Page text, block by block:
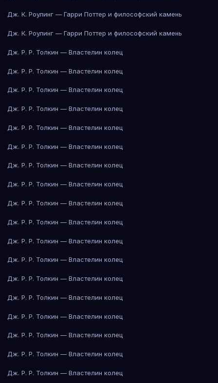
Дж. К. Роулинг — Гарри Поттер и философский камень
Дж. К. Роулинг — Гарри Поттер и философский камень
Дж. Р. Р. Толкин — Властелин колец
Дж. Р. Р. Толкин — Властелин колец
Дж. Р. Р. Толкин — Властелин колец
Дж. Р. Р. Толкин — Властелин колец
Дж. Р. Р. Толкин — Властелин колец
Дж. Р. Р. Толкин — Властелин колец
Дж. Р. Р. Толкин — Властелин колец
Дж. Р. Р. Толкин — Властелин колец
Дж. Р. Р. Толкин — Властелин колец
Дж. Р. Р. Толкин — Властелин колец
Дж. Р. Р. Толкин — Властелин колец
Дж. Р. Р. Толкин — Властелин колец
Дж. Р. Р. Толкин — Властелин колец
Дж. Р. Р. Толкин — Властелин колец
Дж. Р. Р. Толкин — Властелин колец
Дж. Р. Р. Толкин — Властелин колец
Дж. Р. Р. Толкин — Властелин колец
Дж. Р. Р. Толкин — Властелин колец